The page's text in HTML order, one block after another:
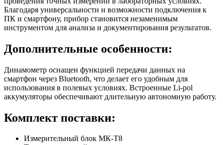
Благодаря универсальности и возможности подключения к
ПК и смартфону, прибор становится незаменимым
инструментом для анализа и документирования результатов.
Дополнительные особенности:
Динамометр оснащен функцией передачи данных на
смартфон через Bluetooth, что делает его удобным для
использования в полевых условиях. Встроенные Li-pol
аккумуляторы обеспечивают длительную автономную работу.
Комплект поставки:
Измерительный блок МК-Т8